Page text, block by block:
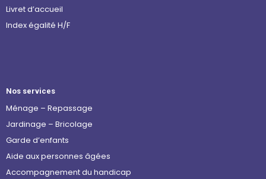
Livret d’accueil
Index égalité H/F
Nos services
Ménage – Repassage
Jardinage – Bricolage
Garde d’enfants
Aide aux personnes âgées
Accompagnement du handicap